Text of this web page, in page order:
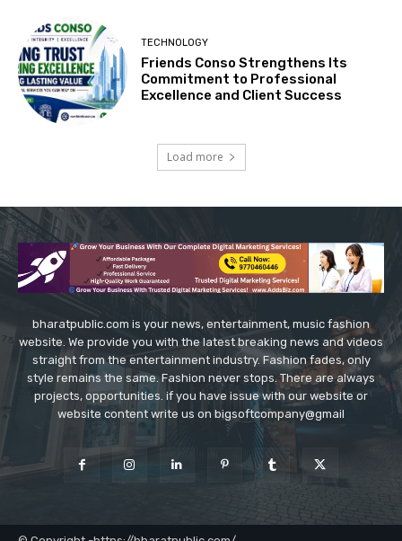
TECHNOLOGY
Friends Conso Strengthens Its
Commitment to Professional
Excellence and Client Success
Load more
bharatpublic.com is your news, entertainment, music fashion
website. We provide you with the latest breaking news and videos
straight from the entertainment industry. Fashion fades, only
style remains the same. Fashion never stops. There are always
projects, opportunities. if you have issue with our website or
website content write us on bigsoftcompany@gmail